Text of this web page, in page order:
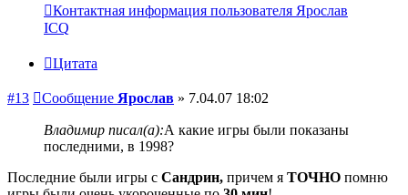
Контактная информация пользователя Ярослав
ICQ
Цитата
#13 Сообщение Ярослав » 7.04.07 18:02
Владимир писал(а):А какие игры были показаны
последними, в 1998?
Последние были игры с Сандрин, причем я ТОЧНО помню